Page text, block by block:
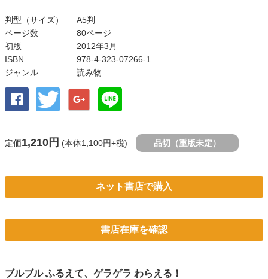
判型（サイズ）
A5判
ページ数
80ページ
初版
2012年3月
ISBN
978-4-323-07266-1
ジャンル
読み物
定価1,210円 (本体1,100円+税) 品切（重版未定）
ネット書店で購入
書店在庫を確認
ブルブル ふるえて、ゲラゲラ わらえる！